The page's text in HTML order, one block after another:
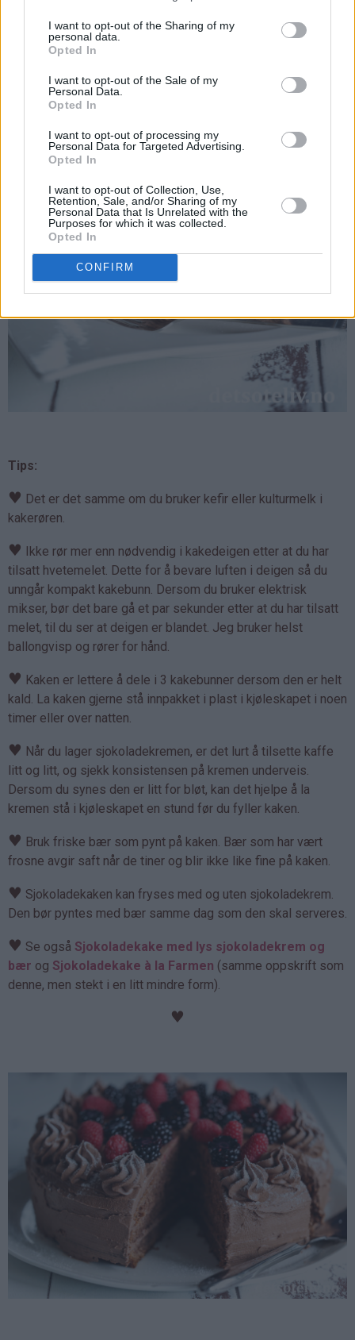
I want to opt-out of the Sharing of my
personal data.
Opted In
I want to opt-out of the Sale of my
Personal Data.
Opted In
I want to opt-out of processing my
Personal Data for Targeted Advertising.
Opted In
I want to opt-out of Collection, Use,
Retention, Sale, and/or Sharing of my
Personal Data that Is Unrelated with the
Purposes for which it was collected.
Opted In
CONFIRM
Tips:
♥ Det er det samme om du bruker kefir eller kulturmelk i
kakerøren.
♥ Ikke rør mer enn nødvendig i kakedeigen etter at du har
tilsatt hvetemelet. Dette for å bevare luften i deigen så du
unngår kompakt kakebunn. Dersom du bruker elektrisk
mikser, bør det bare gå et par sekunder etter at du har tilsatt
melet, til du ser at deigen er blandet. Jeg bruker helst
ballongvisp og rører for hånd.
♥ Kaken er lettere å dele i 3 kakebunner dersom den er helt
kald. La kaken gjerne stå innpakket i plast i kjøleskapet i noen
timer eller over natten.
♥ Når du lager sjokoladekremen, er det lurt å tilsette kaffe
litt og litt, og sjekk konsistensen på kremen underveis.
Dersom du synes den er litt for bløt, kan det hjelpe å la
kremen stå i kjøleskapet en stund før du fyller kaken.
♥ Bruk friske bær som pynt på kaken. Bær som har vært
frosne avgir saft når de tiner og blir ikke like fine på kaken.
♥ Sjokoladekaken kan fryses med og uten sjokoladekrem.
Den bør pyntes med bær samme dag som den skal serveres.
♥ Se også Sjokoladekake med lys sjokoladekrem og
bær og Sjokoladekake à la Farmen (samme oppskrift som
denne, men stekt i en litt mindre form).
♥